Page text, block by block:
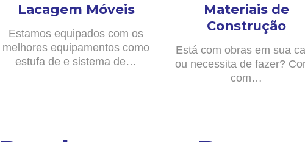
Lacagem Móveis
Estamos equipados com os
melhores equipamentos como
estufa de e sistema de…
Materiais de
Construção
Está com obras em sua
ou necessita de fazer?
com…